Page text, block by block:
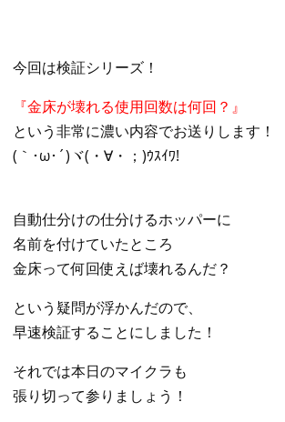
今回は検証シリーズ！
『金床が壊れる使用回数は何回？』
という非常に濃い内容でお送りします！
(｀･ω･´)ヾ(・∀・；)ｳｽｲﾜ!
自動仕分けの仕分けるホッパーに
名前を付けていたところ
金床って何回使えば壊れるんだ？
という疑問が浮かんだので、
早速検証することにしました！
それでは本日のマイクラも
張り切って参りましょう！